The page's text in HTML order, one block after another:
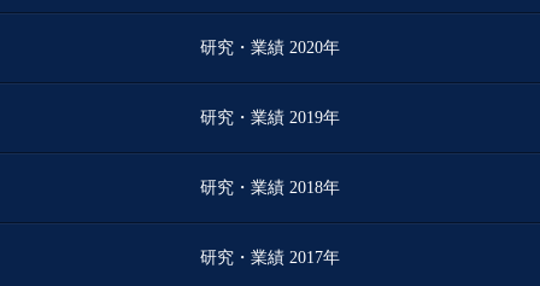
研究・業績 2020年
研究・業績 2019年
研究・業績 2018年
研究・業績 2017年